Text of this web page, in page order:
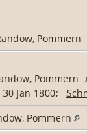
Pommern
Pommern
30 Jan 1800;
Pommern